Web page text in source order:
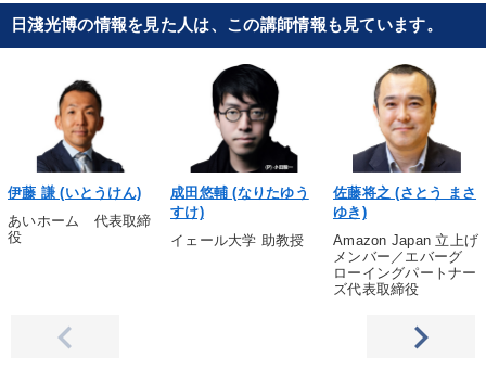
日淺光博の情報を見た人は、この講師情報も見ています。
伊藤 謙 (いとうけん)
あいホーム 代表取締
役
成田悠輔 (なりたゆう
すけ)
イェール大学 助教授
佐藤将之 (さとう まさ
ゆき)
Amazon Japan 立上げ
メンバー／エバーグ
ローイングパートナー
ズ代表取締役